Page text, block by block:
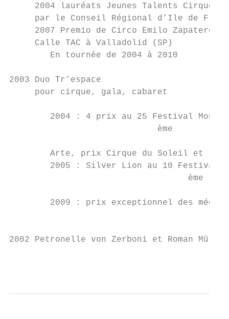
2004 lauréats Jeunes Talents Cirque
par le Conseil Régional d’Ile de
2007 Premio de Circo Emilo Zapatero
     Calle TAC à Valladolid (SP)
        En tournée de 2004 à 2010
2003 Duo Tr’espace
     pour cirque, gala, cabaret
2004 : 4 prix au 25 Festival
                             ème
Arte, prix Cirque du Soleil et le
2005 : Silver Lion au 10 Festival
                                   ème
2009 : prix exceptionnel des
2002 Petronelle von Zerboni et Roman